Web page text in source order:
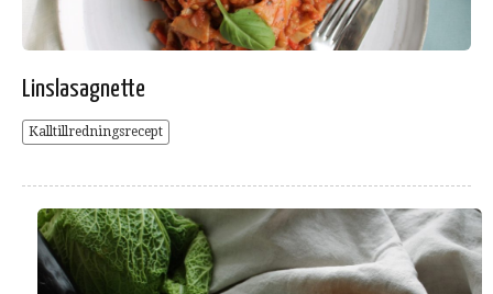
Linslasagnette
Kalltillredningsrecept